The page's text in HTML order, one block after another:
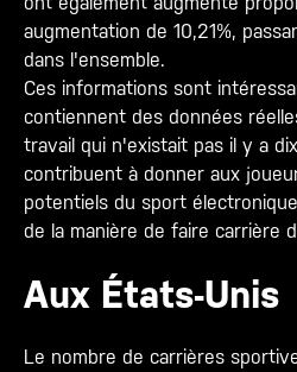
augmentation de 10,21%,
dans l'ensemble.
Ces informations sont
contiennent des données
travail qui n'existait pas il y a
contribuent à donner aux
potentiels du sport
de la manière de faire carrière
Aux États-Unis
Le nombre de carrières